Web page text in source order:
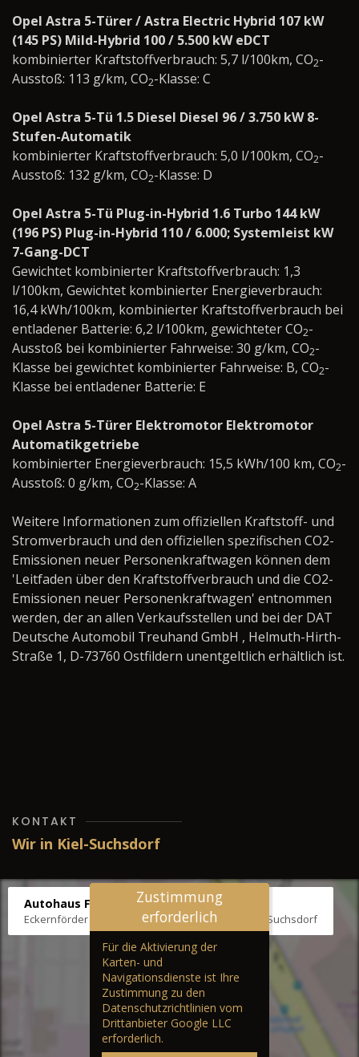
Opel Astra 5-Türer / Astra Electric Hybrid 107 kW
(145 PS) Mild-Hybrid 100 / 5.500 kW eDCT
kombinierter Kraftstoffverbrauch: 5,7 l/100km, CO2-
Ausstoß: 113 g/km, CO2-Klasse: C
Opel Astra 5-Tü 1.5 Diesel Diesel 96 / 3.750 kW 8-
Stufen-Automatik
kombinierter Kraftstoffverbrauch: 5,0 l/100km, CO2-
Ausstoß: 132 g/km, CO2-Klasse: D
Opel Astra 5-Tü Plug-in-Hybrid 1.6 Turbo 144 kW
(196 PS) Plug-in-Hybrid 110 / 6.000; Systemleist kW
7-Gang-DCT
Gewichtet kombinierter Kraftstoffverbrauch: 1,3
l/100km, Gewichtet kombinierter Energieverbrauch:
16,4 kWh/100km, kombinierter Kraftstoffverbrauch bei
entladener Batterie: 6,2 l/100km, gewichteter CO2-
Ausstoß bei kombinierter Fahrweise: 30 g/km, CO2-
Klasse bei gewichtet kombinierter Fahrweise: B, CO2-
Klasse bei entladener Batterie: E
Opel Astra 5-Türer Elektromotor Elektromotor
Automatikgetriebe
kombinierter Energieverbrauch: 15,5 kWh/100 km, CO2-
Ausstoß: 0 g/km, CO2-Klasse: A
Weitere Informationen zum offiziellen Kraftstoff- und
Stromverbrauch und den offiziellen spezifischen CO2-
Emissionen neuer Personenkraftwagen können dem
'Leitfaden über den Kraftstoffverbrauch und die CO2-
Emissionen neuer Personenkraftwagen' entnommen
werden, der an allen Verkaufsstellen und bei der DAT
Deutsche Automobil Treuhand GmbH , Helmuth-Hirth-
Straße 1, D-73760 Ostfildern unentgeltlich erhältlich ist.
KONTAKT
Wir in Kiel-Suchsdorf
Autohaus Fräter
Eckernförder Str. /Klausbrooker Weg 1, 24107 Kiel-Suchsdorf
Zustimmung
erforderlich
Für die Aktivierung der
Karten- und
Navigationsdienste ist Ihre
Zustimmung zu den
Datenschutzrichtlinien vom
Drittanbieter Google LLC
erforderlich.